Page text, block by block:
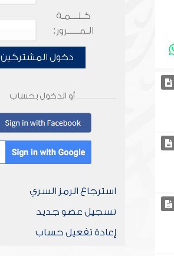
كـلـــمـة
الـمـــــرور:
دخول المشتركين
أو الدخول بحساب
استرجاع الرمز السري
تسجيل عضو جديد
إعادة تفعيل حساب